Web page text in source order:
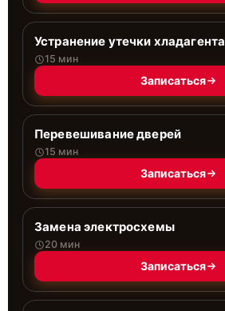
Устранение утечки хладагента
15 мин
Записаться
Перевешивание дверей
15 мин
Записаться
Замена электросхемы
20 мин
Записаться